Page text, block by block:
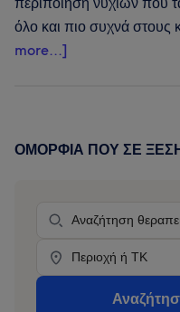
όλο και πιο συχνά
more...]
BIAB;
οδηγός
Builder
Primary
ΟΜΟΡΦΙΆ ΠΟΥ ΣΕ